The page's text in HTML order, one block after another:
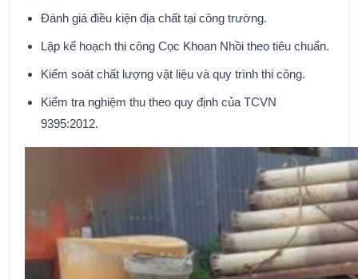
Đánh giá điều kiện địa chất tại công trường.
Lập kế hoạch thi công Cọc Khoan Nhồi theo tiêu chuẩn.
Kiểm soát chất lượng vật liệu và quy trình thi công.
Kiểm tra nghiệm thu theo quy định của TCVN
9395:2012.